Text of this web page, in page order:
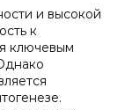
и высокой
к
ключевым